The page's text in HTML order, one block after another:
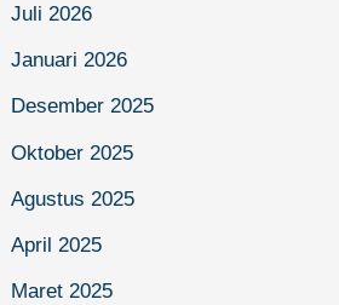
Juli 2026
Januari 2026
Desember 2025
Oktober 2025
Agustus 2025
April 2025
Maret 2025